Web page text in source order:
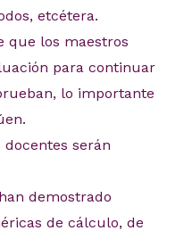
etcétera.
que los maestros
para continuar
lo importante
docentes serán
demostrado
de cálculo, de